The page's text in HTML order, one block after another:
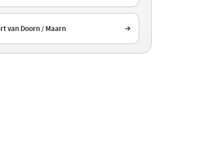
van Doorn / Maarn